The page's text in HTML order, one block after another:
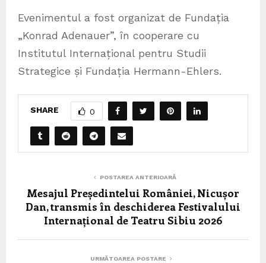
Evenimentul a fost organizat de Fundația
„Konrad Adenauer”, în cooperare cu
Institutul Internațional pentru Studii
Strategice și Fundația Hermann-Ehlers.
SHARE 0
POSTAREA ANTERIOARĂ
Mesajul Președintelui României, Nicușor
Dan, transmis în deschiderea Festivalului
Internațional de Teatru Sibiu 2026
URMĂTOAREA POSTARE